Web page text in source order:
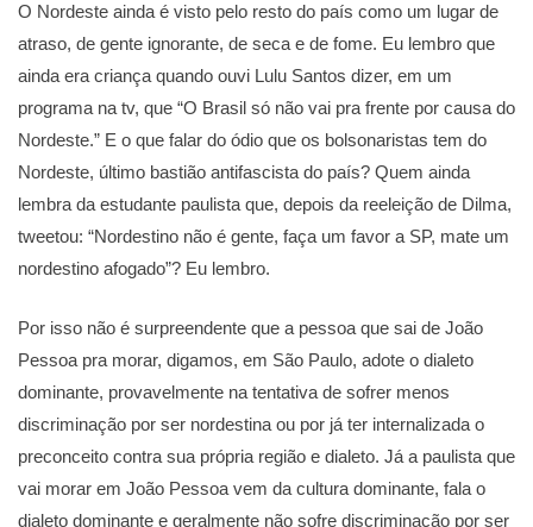
O Nordeste ainda é visto pelo resto do país como um lugar de
atraso, de gente ignorante, de seca e de fome. Eu lembro que
ainda era criança quando ouvi Lulu Santos dizer, em um
programa na tv, que “O Brasil só não vai pra frente por causa do
Nordeste.” E o que falar do ódio que os bolsonaristas tem do
Nordeste, último bastião antifascista do país? Quem ainda
lembra da estudante paulista que, depois da reeleição de Dilma,
tweetou: “Nordestino não é gente, faça um favor a SP, mate um
nordestino afogado”? Eu lembro.
Por isso não é surpreendente que a pessoa que sai de João
Pessoa pra morar, digamos, em São Paulo, adote o dialeto
dominante, provavelmente na tentativa de sofrer menos
discriminação por ser nordestina ou por já ter internalizada o
preconceito contra sua própria região e dialeto. Já a paulista que
vai morar em João Pessoa vem da cultura dominante, fala o
dialeto dominante e geralmente não sofre discriminação por ser